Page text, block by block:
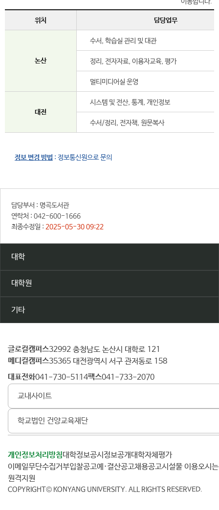
위치 담당업무
논산
수서, 학습실 관리 및 대관
정리, 전자자료, 이용자교육, 평가
멀티미디어실 운영
대전
시스템 및 전산, 통계, 개인정보
수서/정리, 전자책, 원문복사
정보 변경 방법 : 정보통신원으로 문의
담당부서 : 명곡도서관
연락처 : 042-600-1666
최종수정일 : 2025-05-30 09:22
대학
대학원
기타
건
양
대
학
글로컬캠퍼스 32992 충청남도 논산시 대학로 121
메디컬캠퍼스 35365 대전광역시 서구 관저동로 158
대표전화 041-730-5114 팩스 041-733-2070
교내사이트
학교법인 건양교육재단
개인정보처리방침 대학정보공시 정보공개
대학자체평가
이메일무단수집거부
입찰공고 예·결산공고 채용공고 시설물 이용
오시
원격지원
COPYRIGHT© KONYANG UNIVERSITY. ALL RIGHTS RESERVED.